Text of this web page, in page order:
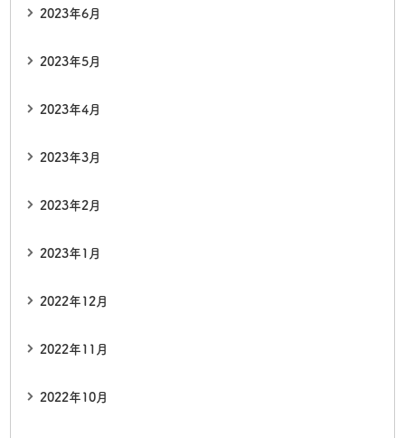
2023年6月
2023年5月
2023年4月
2023年3月
2023年2月
2023年1月
2022年12月
2022年11月
2022年10月